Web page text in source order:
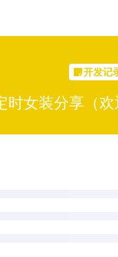
开发记
时女装分享（